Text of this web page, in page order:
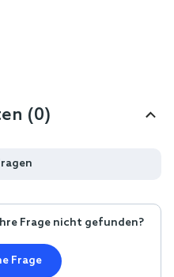
(0)
Frage nicht gefunden?
Frage